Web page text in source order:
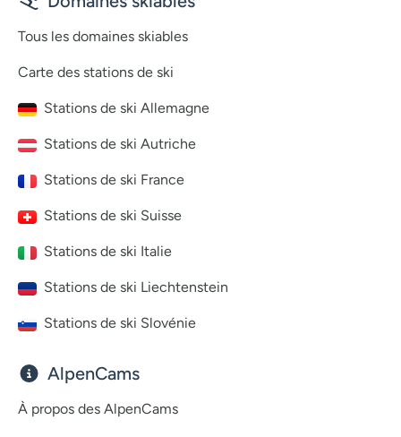
Tous les domaines skiables
Carte des stations de ski
Stations de ski Allemagne
Stations de ski Autriche
Stations de ski France
Stations de ski Suisse
Stations de ski Italie
Stations de ski Liechtenstein
Stations de ski Slovénie
AlpenCams
À propos des AlpenCams